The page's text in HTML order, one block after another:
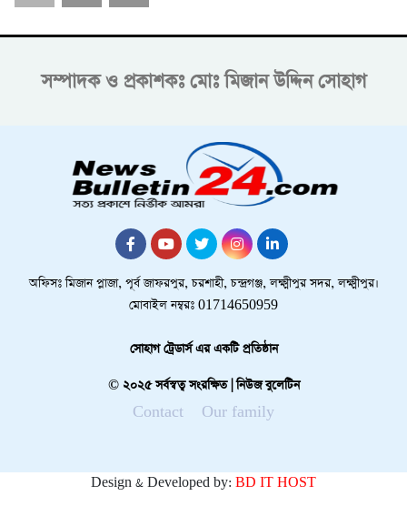
সম্পাদক ও প্রকাশকঃ মোঃ মিজান উদ্দিন সোহাগ
অফিসঃ মিজান প্লাজা, পূর্ব জাফরপুর, চরশাহী, চন্দ্রগঞ্জ, লক্ষ্মীপুর সদর, লক্ষ্মীপুর।
মোবাইল নম্বরঃ 01714650959
সোহাগ ট্রেডার্স এর একটি প্রতিষ্ঠান
© ২০২৫ সর্বস্বত্ব সংরক্ষিত | নিউজ বুলেটিন
Contact Our family
Design & Developed by: BD IT HOST